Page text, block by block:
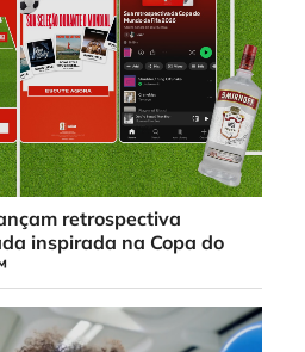
retrospectiva
inspirada na Copa do